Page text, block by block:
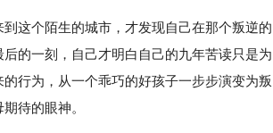
这个陌生的城市，才发现自己在那个叛逆的
的一刻，自己才明白自己的九年苦读只是为
行为，从一个乖巧的好孩子一步步演变为叛
待的眼神。